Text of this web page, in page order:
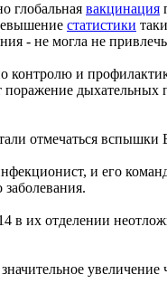
глобальная вакцинация
статистики
- не могла не
и
дыхательных
отмечаться вспышки
и его
в их отделении